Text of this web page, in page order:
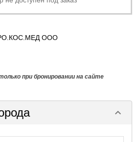
ООО
при бронировании на сайте
keyboard_arrow_down